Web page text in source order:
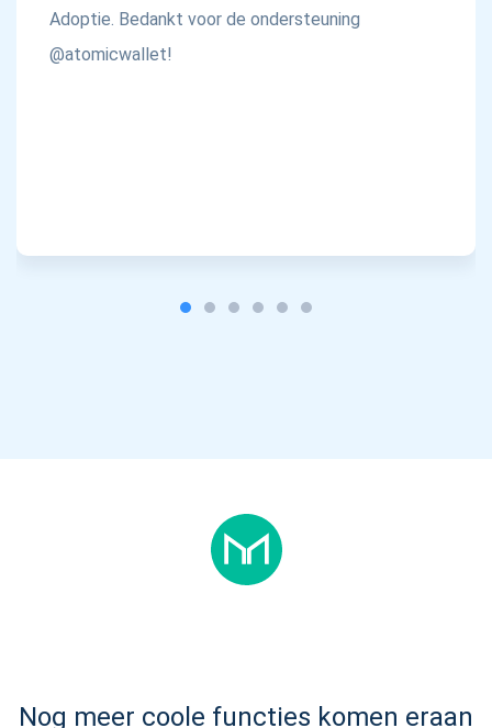
Adoptie. Bedankt voor de ondersteuning
@atomicwallet!
Nog meer coole functies komen eraan
Abonneer u op updates
Ontvang als eerste de nieuwste projectupdates en
cryptogidsen